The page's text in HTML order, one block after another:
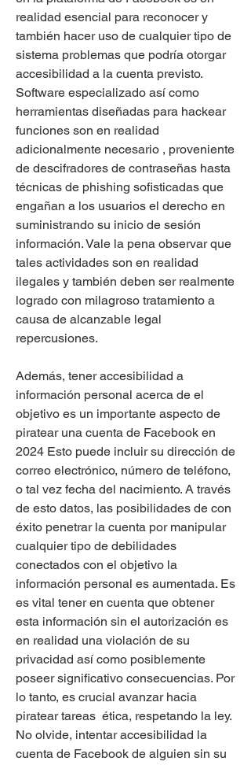
realidad esencial para reconocer y
también hacer uso de cualquier tipo de
sistema problemas que podría otorgar
accesibilidad a la cuenta previsto.
Software especializado así como
herramientas diseñadas para hackear
funciones son en realidad
adicionalmente necesario , proveniente
de descifradores de contraseñas hasta
técnicas de phishing sofisticadas que
engañan a los usuarios el derecho en
suministrando su inicio de sesión
información. Vale la pena observar que
tales actividades son en realidad
ilegales y también deben ser realmente
logrado con milagroso tratamiento a
causa de alcanzable legal
repercusiones.
Además, tener accesibilidad a
información personal acerca de el
objetivo es un importante aspecto de
piratear una cuenta de Facebook en
2024 Esto puede incluir su dirección de
correo electrónico, número de teléfono,
o tal vez fecha del nacimiento. A través
de esto datos, las posibilidades de con
éxito penetrar la cuenta por manipular
cualquier tipo de debilidades
conectados con el objetivo la
información personal es aumentada. Es
es vital tener en cuenta que obtener
esta información sin el autorización es
en realidad una violación de su
privacidad así como posiblemente
poseer significativo consecuencias. Por
lo tanto, es crucial avanzar hacia
piratear tareas  ética, respetando la ley.
No olvide, intentar accesibilidad la
cuenta de Facebook de alguien sin su